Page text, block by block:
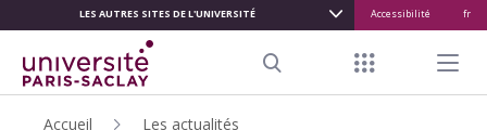
CONTENU
PRINCIPAL
LES AUTRES SITES DE L'UNIVERSITÉ Accessibilité fr
Menu Menu
Accueil
Les actualités